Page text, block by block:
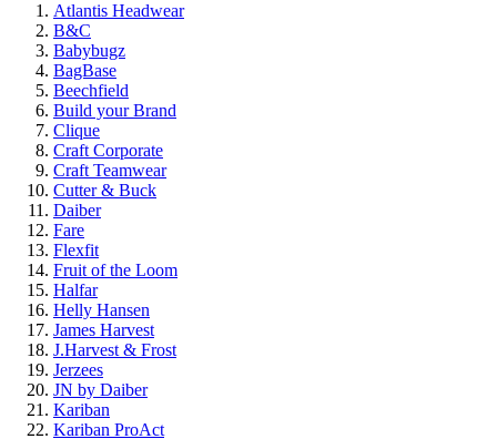
Atlantis Headwear
B&C
Babybugz
BagBase
Beechfield
Build your Brand
Clique
Craft Corporate
Craft Teamwear
Cutter & Buck
Daiber
Fare
Flexfit
Fruit of the Loom
Halfar
Helly Hansen
James Harvest
J.Harvest & Frost
Jerzees
JN by Daiber
Kariban
Kariban ProAct